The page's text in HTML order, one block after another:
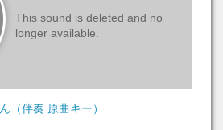
（伴奏 原曲キー）